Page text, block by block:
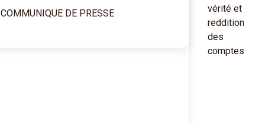
COMMUNIQUE DE PRESSE